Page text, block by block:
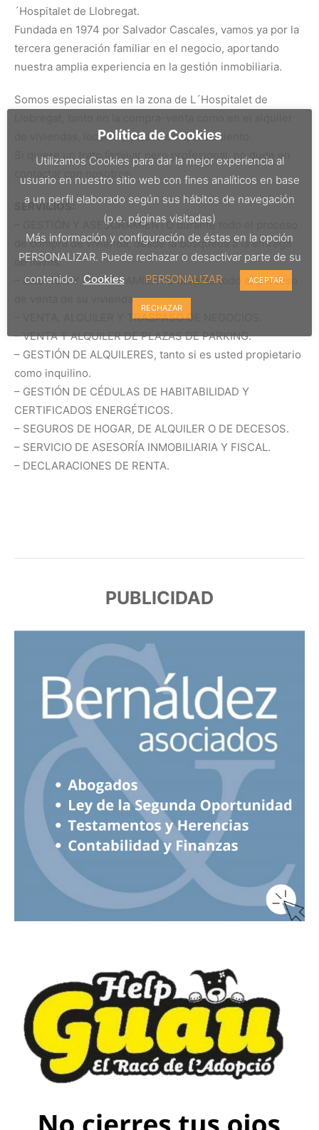
´Hospitalet de Llobregat.
Fundada en 1974 por Salvador Cascales, vamos ya por la
tercera generación familiar en el negocio, aportando
nuestra amplia experiencia en la gestión inmobiliaria.
Somos especialistas en la zona de L´Hospitalet de
de viviendas, locales y plazas de aparcamiento.
Si quiere un trato familiar pero profesional, no dude en
contactar con nosotros.
SERVICIOS:
– GESTIÓN Y ASESORAMIENTO durante todo el proceso
de compra de vivienda, desde la búsqueda a la entrega
de llaves.
– GESTIÓN Y ASESORAMIENTO durante todo el proceso
de venta de su vivienda
– VENTA, ALQUILER Y TRASPASO DE NEGOCIOS.
– VENTA Y ALQUILER DE PLAZAS DE PARKING.
– GESTIÓN DE ALQUILERES, tanto si es usted propietario
como inquilino.
– GESTIÓN DE CÉDULAS DE HABITABILIDAD Y
CERTIFICADOS ENERGÉTICOS.
– SEGUROS DE HOGAR, DE ALQUILER O DE DECESOS.
– SERVICIO DE ASESORÍA INMOBILIARIA Y FISCAL.
– DECLARACIONES DE RENTA.
PUBLICIDAD
Política de Cookies
Utilizamos Cookies para dar la mejor experiencia al
usuario en nuestro sitio web con fines analíticos en base
a un perfil elaborado según sus hábitos de navegación
(p.e. páginas visitadas)
Más información y configuración de éstas en la opción
PERSONALIZAR. Puede rechazar o desactivar parte de su
contenido. Cookies PERSONALIZAR ACEPTAR
RECHAZAR